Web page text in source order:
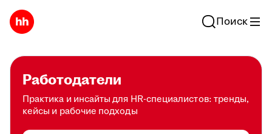
Поиск
Работодатели
Практика и инсайты для HR-специалистов: тренды,
кейсы и рабочие подходы